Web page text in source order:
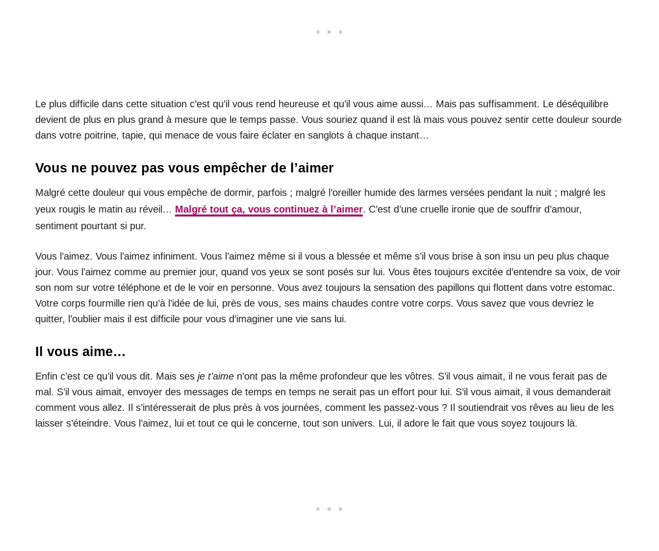
Le plus difficile dans cette situation c’est qu’il vous rend heureuse et qu’il vous aime aussi… Mais pas suffisamment. Le déséquilibre
devient de plus en plus grand à mesure que le temps passe. Vous souriez quand il est là mais vous pouvez sentir cette douleur sourde
dans votre poitrine, tapie, qui menace de vous faire éclater en sanglots à chaque instant…
Vous ne pouvez pas vous empêcher de l’aimer
Malgré cette douleur qui vous empêche de dormir, parfois ; malgré l’oreiller humide des larmes versées pendant la nuit ; malgré les
yeux rougis le matin au réveil… Malgré tout ça, vous continuez à l’aimer. C’est d’une cruelle ironie que de souffrir d’amour,
sentiment pourtant si pur.
Vous l’aimez. Vous l’aimez infiniment. Vous l’aimez même si il vous a blessée et même s’il vous brise à son insu un peu plus chaque
jour. Vous l’aimez comme au premier jour, quand vos yeux se sont posés sur lui. Vous êtes toujours excitée d’entendre sa voix, de voir
son nom sur votre téléphone et de le voir en personne. Vous avez toujours la sensation des papillons qui flottent dans votre estomac.
Votre corps fourmille rien qu’à l’idée de lui, près de vous, ses mains chaudes contre votre corps. Vous savez que vous devriez le
quitter, l’oublier mais il est difficile pour vous d’imaginer une vie sans lui.
Il vous aime…
Enfin c’est ce qu’il vous dit. Mais ses je t’aime n’ont pas la même profondeur que les vôtres. S’il vous aimait, il ne vous ferait pas de
mal. S’il vous aimait, envoyer des messages de temps en temps ne serait pas un effort pour lui. S’il vous aimait, il vous demanderait
comment vous allez. Il s’intéresserait de plus près à vos journées, comment les passez-vous ? Il soutiendrait vos rêves au lieu de les
laisser s’éteindre. Vous l’aimez, lui et tout ce qui le concerne, tout son univers. Lui, il adore le fait que vous soyez toujours là.